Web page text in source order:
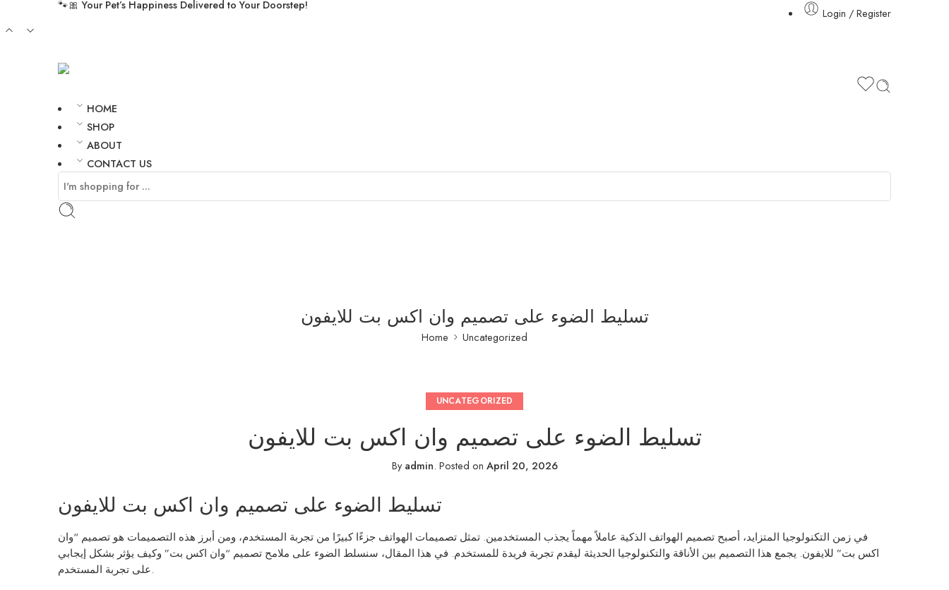
🐾🎀Your Pet’s Happiness Delivered to Your Doorstep!
Login / Register
HOME
SHOP
ABOUT
CONTACT US
تسليط الضوء على تصميم وان اكس بت للايفون
Home Uncategorized
UNCATEGORIZED
تسليط الضوء على تصميم وان اكس بت للايفون
Byadmin. Posted on April 20, 2026
تسليط الضوء على تصميم وان اكس بت للايفون
في زمن التكنولوجيا المتزايد، أصبح تصميم الهواتف الذكية عاملاً مهماً يجذب المستخدمين. تمثل تصميمات الهواتف جزءًا كبيرًا من تجربة المستخدم، ومن أبرز هذه التصميمات هو تصميم “وان
اكس بت” للايفون. يجمع هذا التصميم بين الأناقة والتكنولوجيا الحديثة ليقدم تجربة فريدة للمستخدم. في هذا المقال، سنسلط الضوء على ملامح تصميم “وان اكس بت” وكيف يؤثر بشكل إيجابي
على تجربة المستخدم.